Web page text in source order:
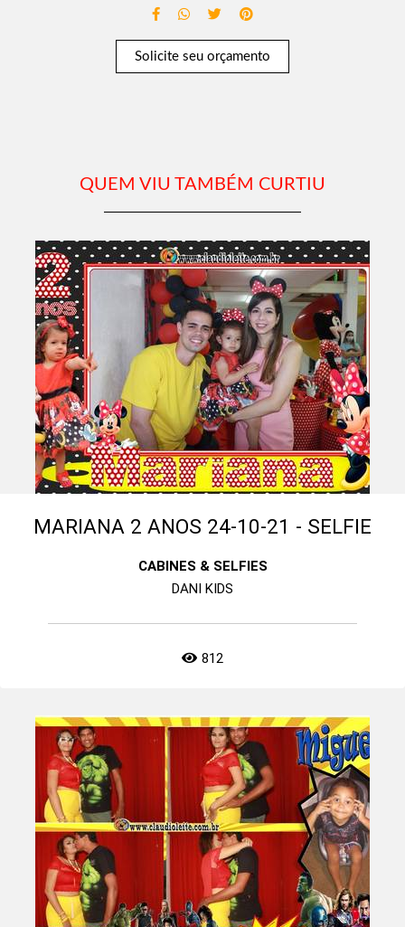
Solicite seu orçamento
QUEM VIU TAMBÉM CURTIU
MARIANA 2 ANOS 24-10-21 - SELFIE
CABINES & SELFIES
DANI KIDS
812